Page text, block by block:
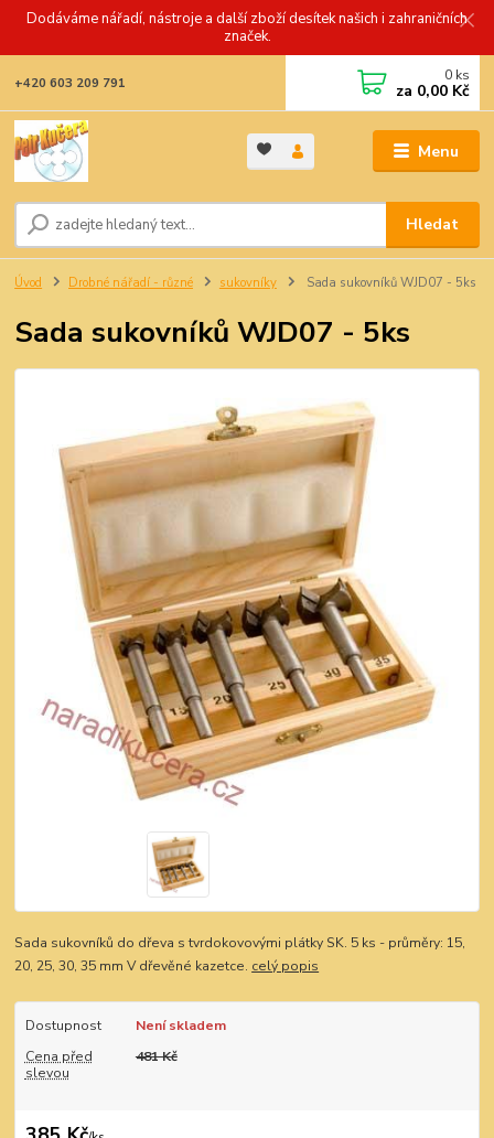
Dodáváme nářadí, nástroje a další zboží desítek našich i zahraničních
značek.
Menu
Hledat
+420 603 209 791 0 ks
za 0,00 Kč
Úvod Drobné nářadí - různé sukovníky Sada sukovníků WJD07 - 5ks
Sada sukovníků WJD07 - 5ks
Sada sukovníků do dřeva s tvrdokovovými plátky SK. 5 ks - průměry: 15,
20, 25, 30, 35 mm V dřevěné kazetce. celý popis
Dostupnost
Není skladem
Cena před
slevou
481 Kč